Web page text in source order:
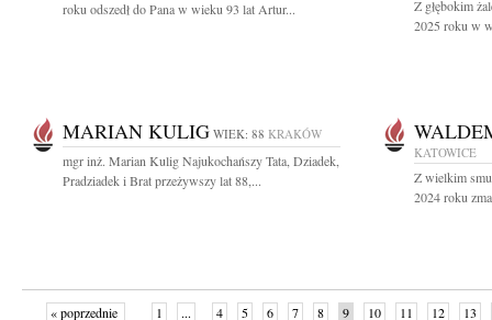
roku odszedł do Pana w wieku 93 lat Artur...
Z głębokim
2025 roku w
MARIAN KULIG WIEK: 88 KRAKÓW
mgr inż. Marian Kulig Najukochańszy Tata, Dziadek,
Pradziadek i Brat przeżywszy lat 88,...
KATOWICE
Z wielkim
2024 roku
« poprzednie 1 ... 4 5 6 7 8 9 10 11 12 13